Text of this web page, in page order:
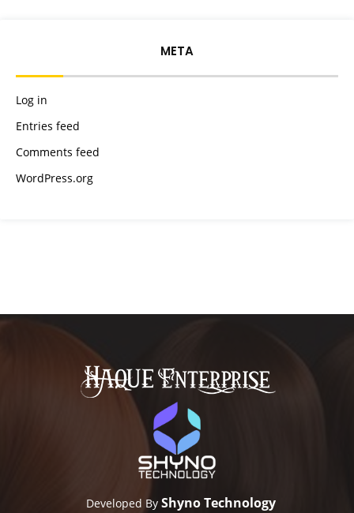
META
Log in
Entries feed
Comments feed
WordPress.org
Developed By Shyno Technology